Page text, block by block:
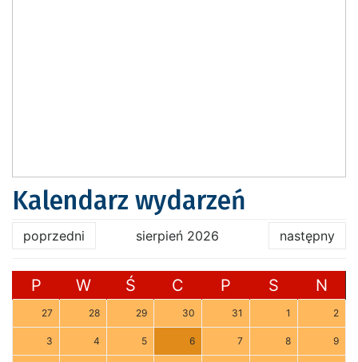
Kalendarz wydarzeń
poprzedni sierpień 2026 następny
P W Ś C P S N
27 28 29 30 31 1 2
3 4 5 6 7 8 9